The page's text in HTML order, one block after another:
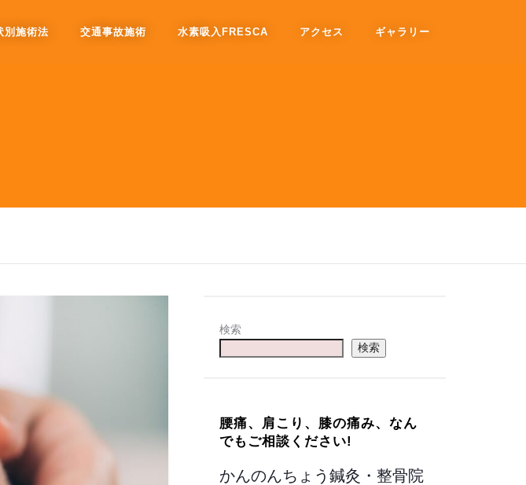
別施術法 交通事故施術 水素吸入FRESCA アクセス ギャラリー
検索
検索
腰痛、肩こり、膝の痛み、なん
でもご相談ください!
かんのんちょう鍼灸・整骨院